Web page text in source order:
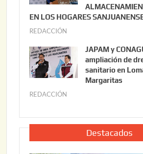
2
0
o
2
2
0
EN LOS HOGARES
REDACCIÓN
l
i
o
,
0
JAPAM y
ampliación de
sanitario en
Margaritas
REDACCIÓN
l
o
Destacados